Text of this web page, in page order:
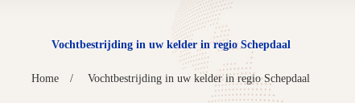
Vochtbestrijding in uw kelder in regio Schepdaal
Home Vochtbestrijding in uw kelder in regio Schepdaal